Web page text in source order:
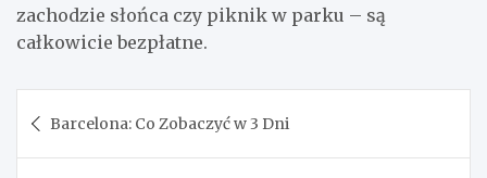
zachodzie słońca czy piknik w parku – są
całkowicie bezpłatne.
wpisu
Barcelona: Co Zobaczyć w 3 Dni